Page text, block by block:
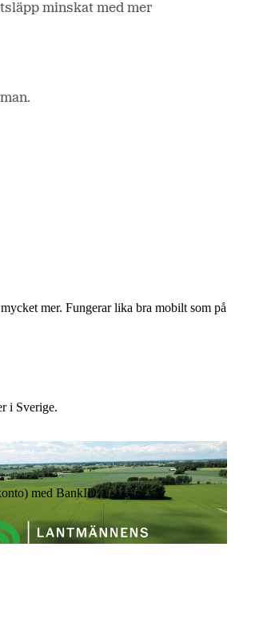
mer. Fungerar lika bra mobilt som på
i Sverige.
med BankID.
minskat med mer